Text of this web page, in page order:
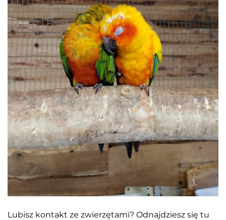
Lubisz kontakt ze zwierzętami? Odnajdziesz się tu